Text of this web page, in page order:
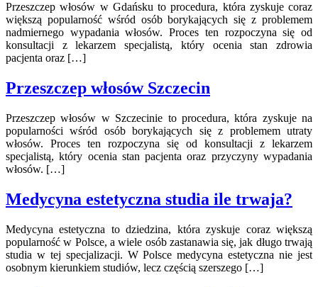
Przeszczep włosów w Gdańsku to procedura, która zyskuje coraz
większą popularność wśród osób borykających się z problemem
nadmiernego wypadania włosów. Proces ten rozpoczyna się od
konsultacji z lekarzem specjalistą, który ocenia stan zdrowia
pacjenta oraz […]
Przeszczep włosów Szczecin
Przeszczep włosów w Szczecinie to procedura, która zyskuje na
popularności wśród osób borykających się z problemem utraty
włosów. Proces ten rozpoczyna się od konsultacji z lekarzem
specjalistą, który ocenia stan pacjenta oraz przyczyny wypadania
włosów. […]
Medycyna estetyczna studia ile trwaja?
Medycyna estetyczna to dziedzina, która zyskuje coraz większą
popularność w Polsce, a wiele osób zastanawia się, jak długo trwają
studia w tej specjalizacji. W Polsce medycyna estetyczna nie jest
osobnym kierunkiem studiów, lecz częścią szerszego […]